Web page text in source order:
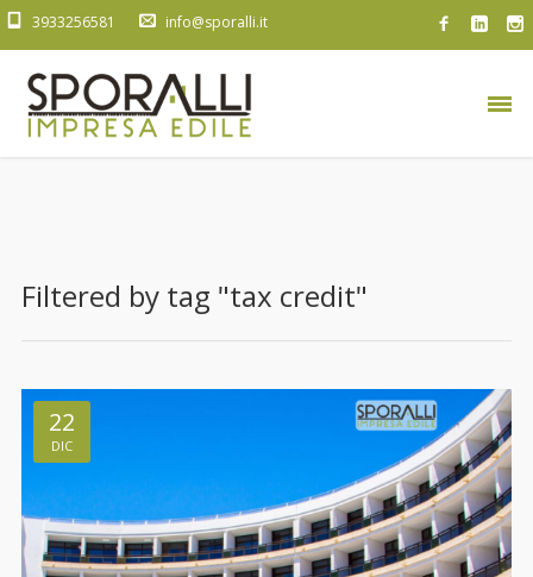
3933256581 info@sporalli.it
Filtered by tag "tax credit"
22
DIC